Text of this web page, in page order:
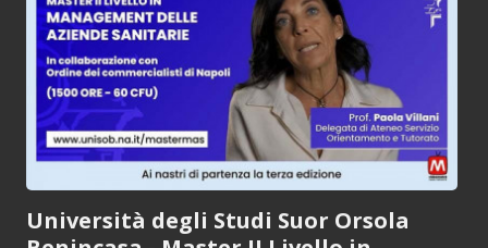
Università degli Studi Suor Orsola